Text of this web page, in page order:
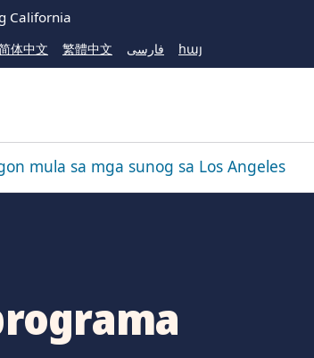
Main
California
体中文 繁體中文 فارسی հայ
mula sa mga sunog sa Los Angeles